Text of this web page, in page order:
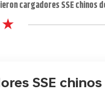
cargadores SSE chinos
★
SSE chinos